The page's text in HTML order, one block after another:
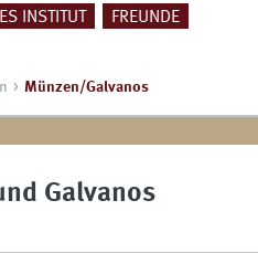
INSTITUT FREUNDE
Münzen/Galvanos
Galvanos